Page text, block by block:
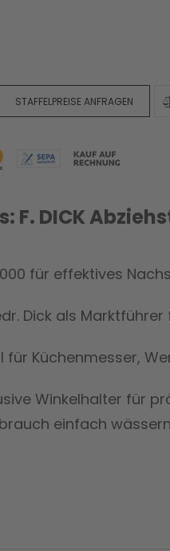
STAFFELPREISE ANFRAGEN
F. DICK
für effektives
Dick als Marktführer
für Küchenmesser,
Winkelhalter für
einfach